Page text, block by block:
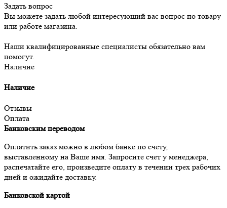
Задать вопрос
Вы можете задать любой интересующий вас вопрос по товару
или работе магазина.
Наши квалифицированные специалисты обязательно вам
помогут.
Наличие
Наличие
Отзывы
Оплата
Банковским переводом
Оплатить заказ можно в любом банке по счету,
выставленному на Ваше имя. Запросите счет у менеджера,
распечатайте его, произведите оплату в течении трех рабочих
дней и ожидайте доставку.
Банковской картой